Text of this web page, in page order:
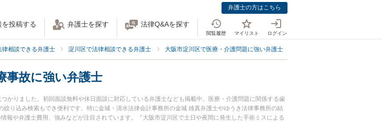
弁護士の方はこちら
投稿する 弁護士を探す 法律Q&Aを探す
閲覧履歴 マイリスト ログイン
律相談できる弁護士 淀川区で法律相談できる弁護士 大阪市淀川区で医療・介護問題に強い弁護士
事故に強い弁護士
かりました。初回面談無料や休日面談に対応している弁護士なども掲載中。医療・介護問題に関係する歯
り込み検索もでき便利です。特に金城・清水法律会計事務所の金城 雄真弁護士やゆうき法律事務所の結
報や弁護士費用、強みなどが注目されています。『大阪市淀川区で土日や夜間に発生した手術ミスによる